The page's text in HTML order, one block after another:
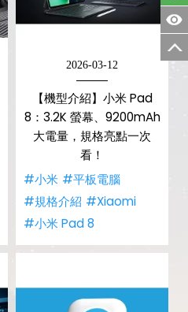
2026-03-12
【機型介紹】小米 Pad
8：3.2K 螢幕、9200mAh
大電量，規格亮點一次
看！
#小米 #平板電腦
#規格介紹 #Xiaomi
#小米 Pad 8